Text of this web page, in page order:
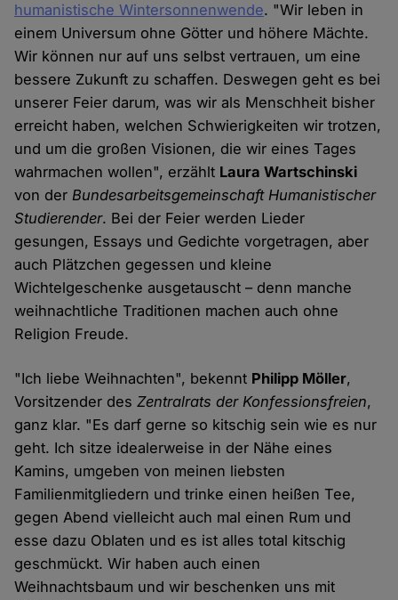
humanistische Wintersonnenwende. "Wir leben in
einem Universum ohne Götter und höhere Mächte.
Wir können nur auf uns selbst vertrauen, um eine
bessere Zukunft zu schaffen. Deswegen geht es bei
unserer Feier darum, was wir als Menschheit bisher
erreicht haben, welchen Schwierigkeiten wir trotzen,
und um die großen Visionen, die wir eines Tages
wahrmachen wollen", erzählt Laura Wartschinski
von derBundesarbeitsgemeinschaft Humanistischer
Studierender. Bei der Feier werden Lieder
gesungen, Essays und Gedichte vorgetragen, aber
auch Plätzchen gegessen und kleine
Wichtelgeschenke ausgetauscht – denn manche
weihnachtliche Traditionen machen auch ohne
Religion Freude.
"Ich liebe Weihnachten", bekennt Philipp Möller,
Vorsitzender desZentralrats der Konfessionsfreien,
ganz klar. "Es darf gerne so kitschig sein wie es nur
geht. Ich sitze idealerweise in der Nähe eines
Kamins, umgeben von meinen liebsten
Familienmitgliedern und trinke einen heißen Tee,
gegen Abend vielleicht auch mal einen Rum und
esse dazu Oblaten und es ist alles total kitschig
geschmückt. Wir haben auch einen
Weihnachtsbaum und wir beschenken uns mit